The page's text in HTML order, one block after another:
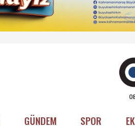
GÜNDEM SPOR